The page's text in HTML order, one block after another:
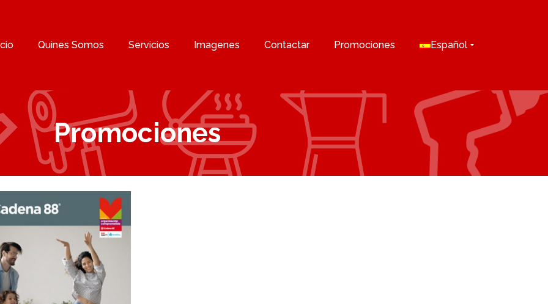
Quines Somos Servicios Imagenes Contactar Promociones Español
Promociones